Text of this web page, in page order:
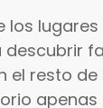
los lugares
el resto de
apenas